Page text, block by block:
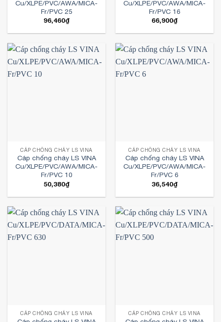
Cu/XLPE/PVC/AWA/MICA-
Fr/PVC 25
96,460₫
Cu/XLPE/PVC/AWA/MICA-
Fr/PVC 16
66,900₫
CÁP CHỐNG CHÁY LS VINA
Cáp chống cháy LS VINA
Cu/XLPE/PVC/AWA/MICA-
Fr/PVC 10
50,380₫
CÁP CHỐNG CHÁY LS VINA
Cáp chống cháy LS VINA
Cu/XLPE/PVC/AWA/MICA-
Fr/PVC 6
36,540₫
CÁP CHỐNG CHÁY LS VINA CÁP CHỐNG CHÁY LS VINA